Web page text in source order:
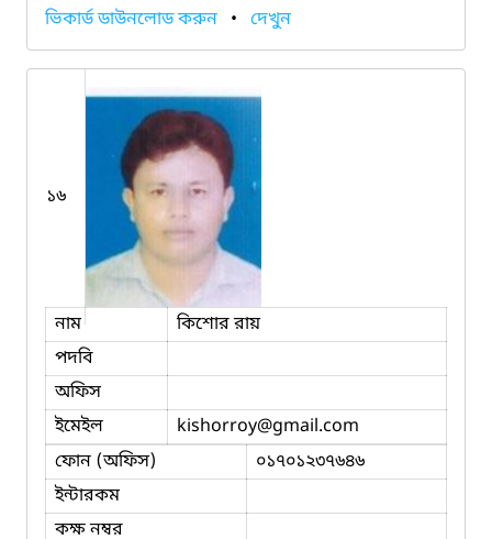
ভিকার্ড ডাউনলোড করুন • দেখুন
১৬
নাম
কিশোর রায়
পদবি
অফিস
ইমেইল
kishorroy@gmail.com
ফোন (অফিস)
০১৭০১২৩৭৬৪৬
ইন্টারকম
কক্ষ নম্বর